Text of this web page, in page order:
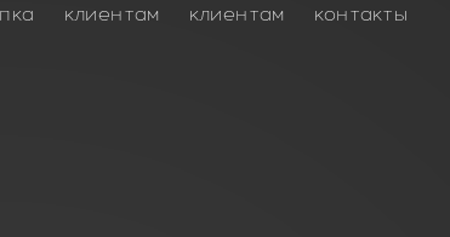
клиентам клиентам контакты